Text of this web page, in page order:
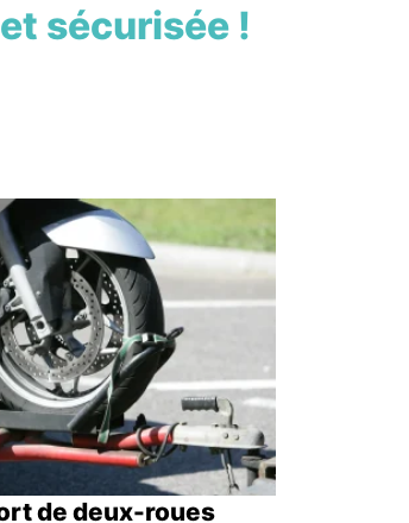
sécurisée !
de deux-roues